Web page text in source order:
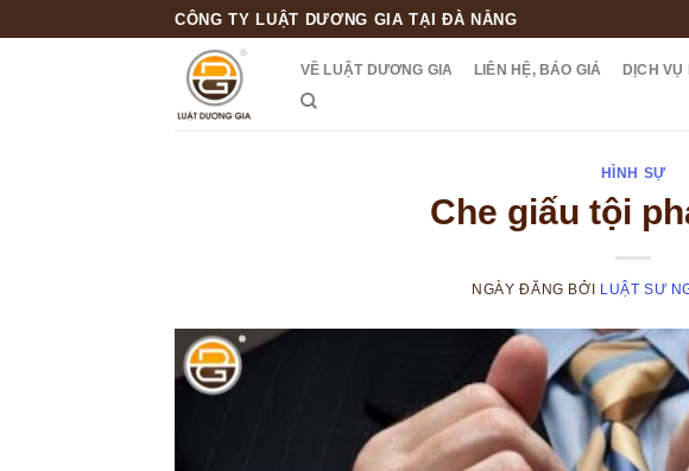
CÔNG TY LUẬT DƯƠNG GIA TẠI ĐÀ NẴNG
VỀ LUẬT DƯƠNG GIA LIÊN HỆ, BÁO GIÁ DỊCH VỤ
HÌNH SỰ
Che giấu tội
NGÀY ĐĂNG BỞI LUẬT SƯ